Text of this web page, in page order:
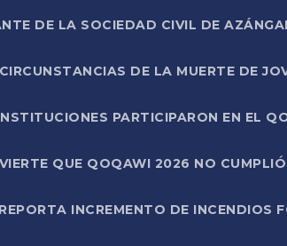
DE LA SOCIEDAD CIVIL DE
DE LA MUERTE DE
PARTICIPARON EN EL
QUE QOQAWI 2026 NO
INCREMENTO DE INCENDIOS